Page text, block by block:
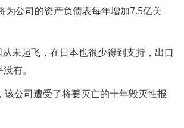
为公司的资产负债表每年增加7.5亿美
未起飞，在日本也很少得到支持，出口
有。
该公司遭受了将要灭亡的十年毁灭性报